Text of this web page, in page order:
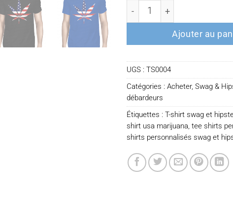
quantité de T-shirt usa
Ajouter au
UGS : TS0004
Catégories : Acheter, Swag &
débardeurs
Étiquettes : T-shirt swag et
shirt usa marijuana, tee shirts
shirts personnalisés swag et